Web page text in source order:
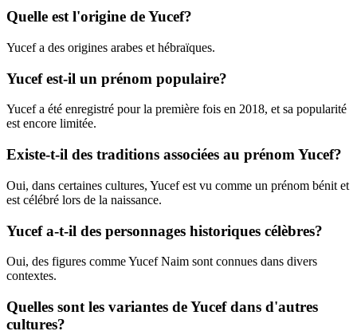
Quelle est l'origine de Yucef?
Yucef a des origines arabes et hébraïques.
Yucef est-il un prénom populaire?
Yucef a été enregistré pour la première fois en 2018, et sa popularité
est encore limitée.
Existe-t-il des traditions associées au prénom Yucef?
Oui, dans certaines cultures, Yucef est vu comme un prénom bénit et
est célébré lors de la naissance.
Yucef a-t-il des personnages historiques célèbres?
Oui, des figures comme Yucef Naim sont connues dans divers
contextes.
Quelles sont les variantes de Yucef dans d'autres
cultures?